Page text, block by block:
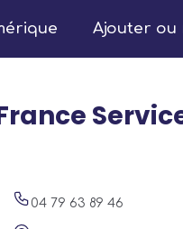
Ajouter ou
04 79 63 89 46